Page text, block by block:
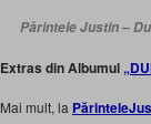
Părintele Justin –
Extras din Albumul
Mai mult, la